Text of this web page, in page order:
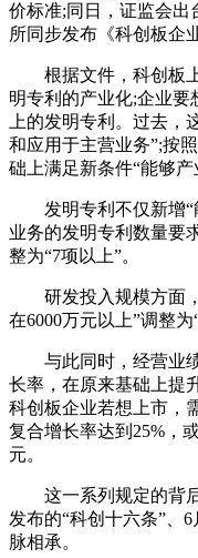
价标准;同日，证监会出
所同步发布《科创板企
根据文件，科创板上
明专利的产业化;企业要
上的发明专利。过去，
和应用于主营业务”;按
础上满足新条件“能够产
发明专利不仅新增“
业务的发明专利数量要
整为“7项以上”。
研发投入规模方面，
在6000万元以上”调整为
与此同时，经营业绩
长率，在原来基础上提
科创板企业若想上市，
复合增长率达到25%，
元。
这一系列规定的背后
发布的“科创十六条”、
脉相承。